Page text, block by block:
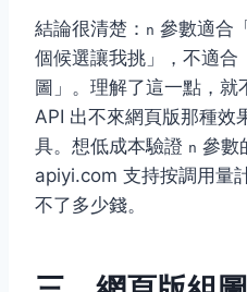
結論很清楚： n 參數適合
個候選讓我挑」，不適合
圖」。理解了這一點，就
API 出不來網頁版那種
具。想低成本驗證 n 參數
apiyi.com 支持按調用量
不了多少錢。